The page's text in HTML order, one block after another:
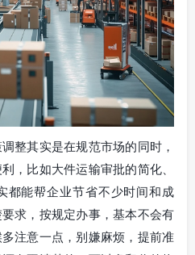
整其实是在规范市场的同时，
，比如大件运输审批的简化、
都能帮企业节省不少时间和成
求，按规定办事，基本不会有
注意一点，别嫌麻烦，提前准